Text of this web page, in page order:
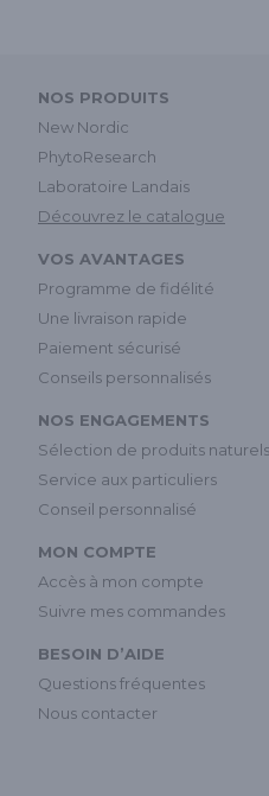
NOS PRODUITS
New Nordic
PhytoResearch
Laboratoire Landais
Découvrez le catalogue
VOS AVANTAGES
Programme de fidélité
Une livraison rapide
Paiement sécurisé
Conseils personnalisés
NOS ENGAGEMENTS
Sélection de produits naturels
Service aux particuliers
Conseil personnalisé
MON COMPTE
Accès à mon compte
Suivre mes commandes
BESOIN D’AIDE
Questions fréquentes
Nous contacter